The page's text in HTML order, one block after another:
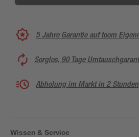
5 Jahre Garantie auf toom
Sorglos, 90 Tage
Abholung im Markt in 2 Stunden
Wissen & Service